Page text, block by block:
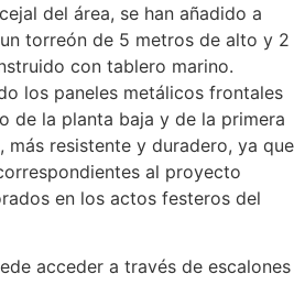
del área, se han añadido a
torreón de 5 metros de alto y 2
con tablero marino.
los paneles metálicos frontales
de la planta baja y de la primera
más resistente y duradero, ya que
al proyecto
en los actos festeros del
acceder a través de escalones